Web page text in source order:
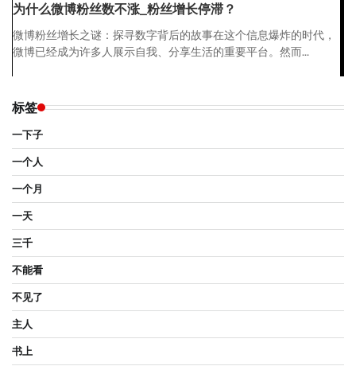
为什么微博粉丝数不涨_粉丝增长停滞？
微博粉丝增长之谜：探寻数字背后的故事在这个信息爆炸的时代，
微博已经成为许多人展示自我、分享生活的重要平台。然而...
标签
一下子
一个人
一个月
一天
三千
不能看
不见了
主人
书上